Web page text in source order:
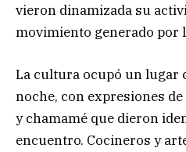
vieron dinamizada su
movimiento generado por
La cultura ocupó un lugar
noche, con expresiones
y chamamé que dieron
encuentro. Cocineros y